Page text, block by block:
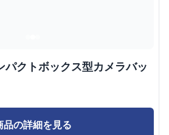
パクトボックス型カメラバッ
品の詳細を見る